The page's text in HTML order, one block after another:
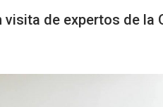
de expertos de la